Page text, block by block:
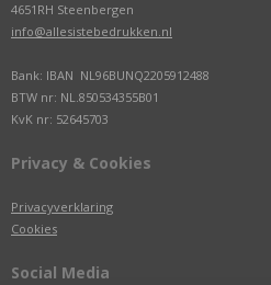
4651RH Steenbergen
info@allesistebedrukken.nl
Bank: IBAN NL96BUNQ2205912488
BTW nr: NL.850534355B01
KvK nr: 52645703
Privacy & Cookies
Privacyverklaring
Cookies
Social Media